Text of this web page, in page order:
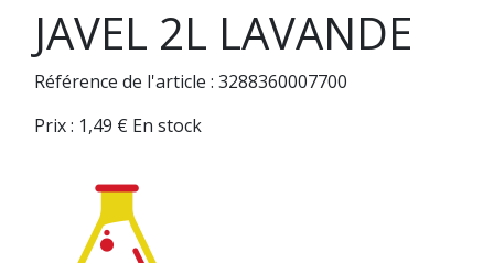
JAVEL 2L LAVANDE
Référence de l'article : 3288360007700
Prix : 1,49 € En stock